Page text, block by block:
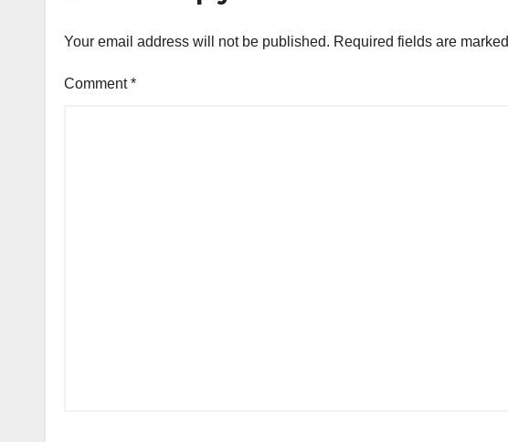
Your email address will not be published. Required fields are marked
Comment*